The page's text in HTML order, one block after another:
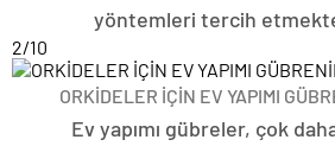
yöntemleri tercih
2/10
ORKİDELER İÇİN EV YAPIMI
Ev yapımı gübreler, çok